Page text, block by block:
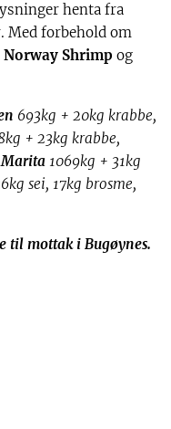
henta fra
Med forbehold om
Norway Shrimp og
693kg + 20kg krabbe,
+ 23kg krabbe,
1069kg + 31kg
sei, 17kg brosme,
til mottak i Bugøynes.